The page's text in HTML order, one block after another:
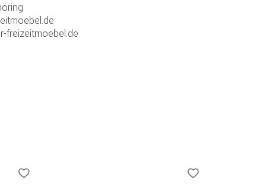
freizeitmoebel.de